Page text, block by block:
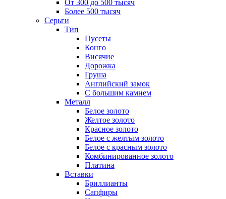
От 300 до 500 тысяч
Более 500 тысяч
Серьги
Тип
Пусеты
Конго
Висячие
Дорожка
Груша
Английский замок
С большим камнем
Металл
Белое золото
Желтое золото
Красное золото
Белое с желтым золото
Белое с красным золото
Комбинированное золото
Платина
Вставки
Бриллианты
Сапфиры